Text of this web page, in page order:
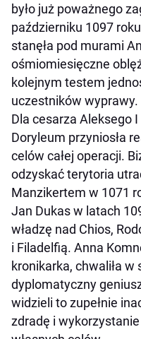
było już poważnego
październiku 1097
stanęła pod murami
ośmiomiesięczne
kolejnym testem
uczestników wyprawy.
Dla cesarza Aleksego
Doryleum przyniosła
celów całej operacji.
odzyskać terytoria
Manzikertem w 1071
Jan Dukas w latach
władzę nad Chios,
i Filadelfią. Anna
kronikarka, chwaliła w
dyplomatyczny
widzieli to zupełnie
zdradę i